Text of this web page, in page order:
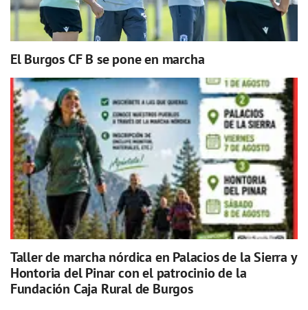
El Burgos CF B se pone en marcha
Taller de marcha nórdica en Palacios de la Sierra y
Hontoria del Pinar con el patrocinio de la
Fundación Caja Rural de Burgos